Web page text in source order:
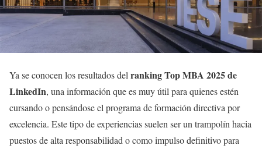
Ya se conocen los resultados del ranking Top MBA 2025 de
LinkedIn, una información que es muy útil para quienes estén
cursando o pensándose el programa de formación directiva por
excelencia. Este tipo de experiencias suelen ser un trampolín hacia
puestos de alta responsabilidad o como impulso definitivo para